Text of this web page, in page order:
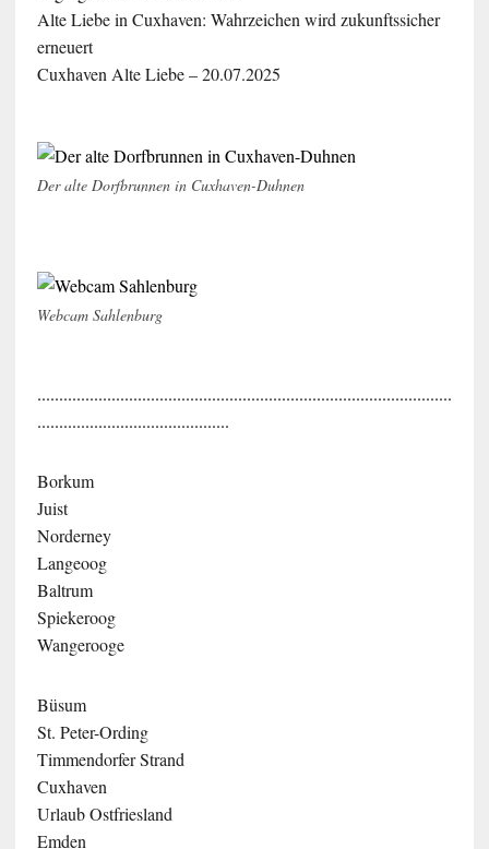
Alte Liebe in Cuxhaven: Wahrzeichen wird zukunftssicher
erneuert
Cuxhaven Alte Liebe – 20.07.2025
Der alte Dorfbrunnen in Cuxhaven-Duhnen
Webcam Sahlenburg
...............................................................................................
............................................
Borkum
Juist
Norderney
Langeoog
Baltrum
Spiekeroog
Wangerooge
Büsum
St. Peter-Ording
Timmendorfer Strand
Cuxhaven
Urlaub Ostfriesland
Emden